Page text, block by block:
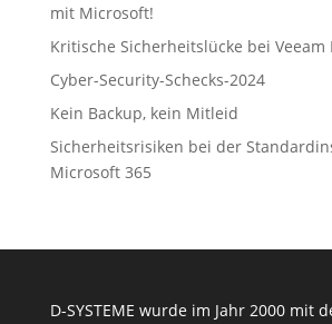
mit Microsoft!
Kritische Sicherheitslücke bei Veeam
Cyber-Security-Schecks-2024
Kein Backup, kein Mitleid
Sicherheitsrisiken bei der
Microsoft 365
D-SYSTEME wurde im Jahr 2000 mit